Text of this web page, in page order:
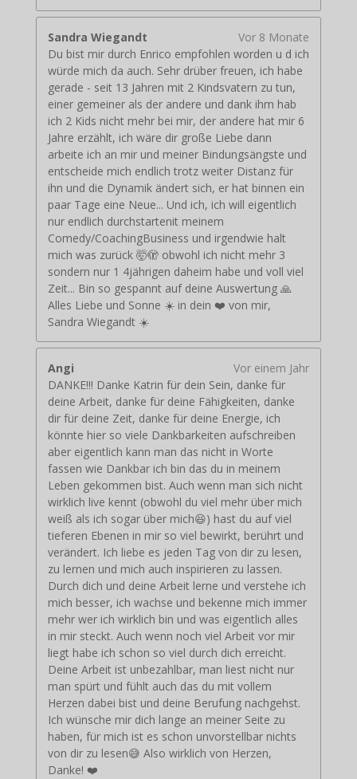
Sandra Wiegandt
Vor 8 Monate
Du bist mir durch Enrico empfohlen worden u d ich
würde mich da auch. Sehr drüber freuen, ich habe
gerade - seit 13 Jahren mit 2 Kindsvatern zu tun,
einer gemeiner als der andere und dank ihm hab
ich 2 Kids nicht mehr bei mir, der andere hat mir 6
Jahre erzählt, ich wäre dir große Liebe dann
arbeite ich an mir und meiner Bindungsängste und
entscheide mich endlich trotz weiter Distanz für
ihn und die Dynamik ändert sich, er hat binnen ein
paar Tage eine Neue... Und ich, ich will eigentlich
nur endlich durchstartenit meinem
Comedy/CoachingBusiness und irgendwie halt
mich was zurück 🤯🫣 obwohl ich nicht mehr 3
sondern nur 1 4jährigen daheim habe und voll viel
Zeit... Bin so gespannt auf deine Auswertung 🙏
Alles Liebe und Sonne ☀️ in dein ❤️ von mir,
Sandra Wiegandt ☀️
Angi
Vor einem Jahr
DANKE!!! Danke Katrin für dein Sein, danke für
deine Arbeit, danke für deine Fähigkeiten, danke
dir für deine Zeit, danke für deine Energie, ich
könnte hier so viele Dankbarkeiten aufschreiben
aber eigentlich kann man das nicht in Worte
fassen wie Dankbar ich bin das du in meinem
Leben gekommen bist. Auch wenn man sich nicht
wirklich live kennt (obwohl du viel mehr über mich
weiß als ich sogar über mich😆) hast du auf viel
tieferen Ebenen in mir so viel bewirkt, berührt und
verändert. Ich liebe es jeden Tag von dir zu lesen,
zu lernen und mich auch inspirieren zu lassen.
Durch dich und deine Arbeit lerne und verstehe ich
mich besser, ich wachse und bekenne mich immer
mehr wer ich wirklich bin und was eigentlich alles
in mir steckt. Auch wenn noch viel Arbeit vor mir
liegt habe ich schon so viel durch dich erreicht.
Deine Arbeit ist unbezahlbar, man liest nicht nur
man spürt und fühlt auch das du mit vollem
Herzen dabei bist und deine Berufung nachgehst.
Ich wünsche mir dich lange an meiner Seite zu
haben, für mich ist es schon unvorstellbar nichts
von dir zu lesen😅 Also wirklich von Herzen,
Danke! ❤️